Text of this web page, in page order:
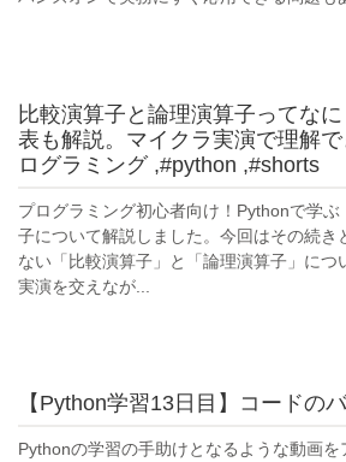
比較演算子と論理演算子ってな
表も解説。マイクラ実演で理解
ログラミング ,#python ,#shorts
プログラミング初心者向け！Pythonで学
子について解説しました。今回はその続
ない「比較演算子」と「論理演算子」に
実演を交えなが...
【Python学習13日目】コードの
Pythonの学習の手助けとなるような動画